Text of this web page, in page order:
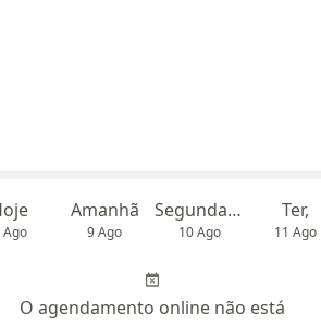
Ago
Amanhã
9 Ago
Segunda-feira
10 Ago
Ter,
11 Ago
O agendamento online não está